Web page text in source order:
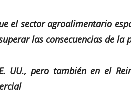
el sector agroalimentario
las consecuencias de la
UU., pero también en el